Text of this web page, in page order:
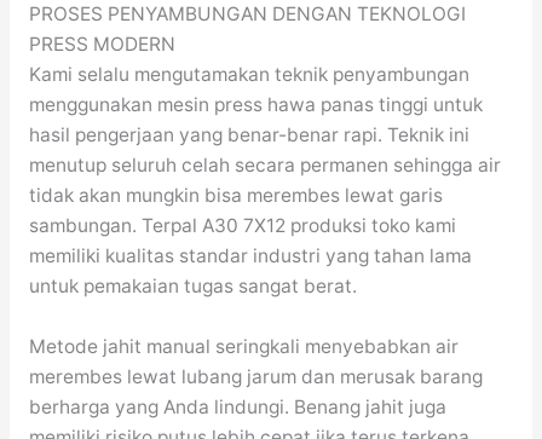
PROSES PENYAMBUNGAN DENGAN TEKNOLOGI
PRESS MODERN
Kami selalu mengutamakan teknik penyambungan
menggunakan mesin press hawa panas tinggi untuk
hasil pengerjaan yang benar-benar rapi. Teknik ini
menutup seluruh celah secara permanen sehingga air
tidak akan mungkin bisa merembes lewat garis
sambungan. Terpal A30 7X12 produksi toko kami
memiliki kualitas standar industri yang tahan lama
untuk pemakaian tugas sangat berat.
Metode jahit manual seringkali menyebabkan air
merembes lewat lubang jarum dan merusak barang
berharga yang Anda lindungi. Benang jahit juga